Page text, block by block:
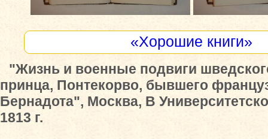
«Хорошие книги»
"Жизнь и военные подвиги
принца, Понтекорво, бывшего
Бернадота", Москва, В
1813 г.